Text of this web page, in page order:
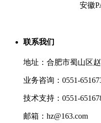
安徽
联系我们
地址：合肥市蜀山区
业务咨询：0551-
技术支持：0551-
邮箱：hz@163.com